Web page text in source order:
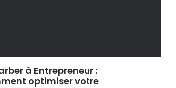
à Entrepreneur :
optimiser votre